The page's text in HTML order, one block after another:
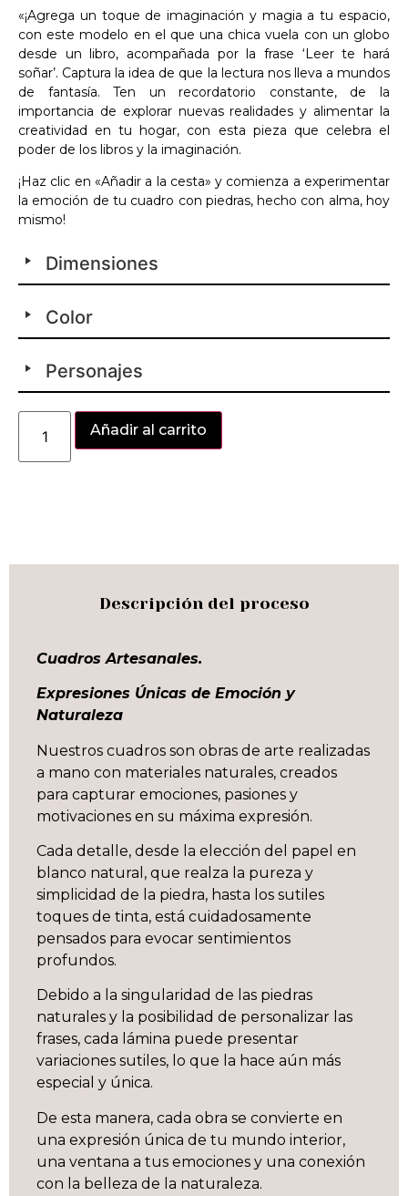
«¡Agrega un toque de imaginación y magia a tu espacio,
con este modelo en el que una chica vuela con un globo
desde un libro, acompañada por la frase ‘Leer te hará
soñar’. Captura la idea de que la lectura nos lleva a mundos
de fantasía. Ten un recordatorio constante, de la
importancia de explorar nuevas realidades y alimentar la
creatividad en tu hogar, con esta pieza que celebra el
poder de los libros y la imaginación.
¡Haz clic en «Añadir a la cesta» y comienza a experimentar
la emoción de tu cuadro con piedras, hecho con alma, hoy
mismo!
Dimensiones
Color
Personajes
Añadir al carrito
Descripción del proceso
Cuadros Artesanales.
Expresiones Únicas de Emoción y
Naturaleza
Nuestros cuadros son obras de arte realizadas
a mano con materiales naturales, creados
para capturar emociones, pasiones y
motivaciones en su máxima expresión.
Cada detalle, desde la elección del papel en
blanco natural, que realza la pureza y
simplicidad de la piedra, hasta los sutiles
toques de tinta, está cuidadosamente
pensados para evocar sentimientos
profundos.
Debido a la singularidad de las piedras
naturales y la posibilidad de personalizar las
frases, cada lámina puede presentar
variaciones sutiles, lo que la hace aún más
especial y única.
De esta manera, cada obra se convierte en
una expresión única de tu mundo interior,
una ventana a tus emociones y una conexión
con la belleza de la naturaleza.